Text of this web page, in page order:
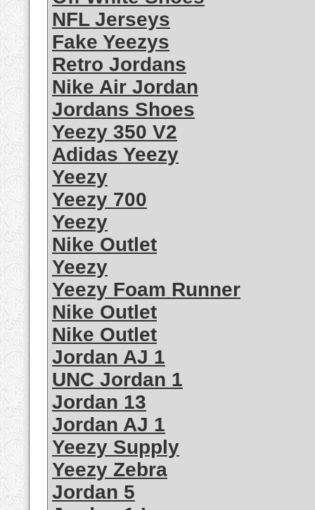
NFL Jerseys
Fake Yeezys
Retro Jordans
Nike Air Jordan
Jordans Shoes
Yeezy 350 V2
Adidas Yeezy
Yeezy
Yeezy 700
Yeezy
Nike Outlet
Yeezy
Yeezy Foam Runner
Nike Outlet
Nike Outlet
Jordan AJ 1
UNC Jordan 1
Jordan 13
Jordan AJ 1
Yeezy Supply
Yeezy Zebra
Jordan 5